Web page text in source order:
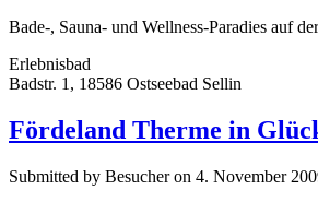
Bade-, Sauna- und Wellness-Paradies auf
Erlebnisbad
Badstr. 1, 18586 Ostseebad Sellin
Fördeland Therme in
Submitted by Besucher on 4. November